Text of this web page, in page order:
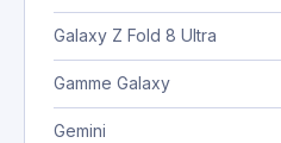
Galaxy Z Fold 8 Ultra
Gamme Galaxy
Gemini